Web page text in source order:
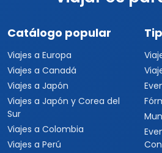
Catálogo popular
Viajes a Europa
Viajes a Canadá
Viajes a Japón
Viajes a Japón y Corea del
Sur
Viajes a Colombia
Viajes a Perú